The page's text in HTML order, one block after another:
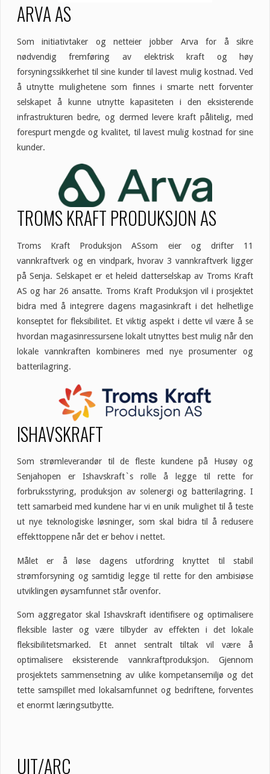
ARVA AS
Som initiativtaker og netteier jobber Arva for å sikre
nødvendig fremføring av elektrisk kraft og høy
forsyningssikkerhet til sine kunder til lavest mulig kostnad. Ved
å utnytte mulighetene som finnes i smarte nett forventer
selskapet å kunne utnytte kapasiteten i den eksisterende
infrastrukturen bedre, og dermed levere kraft pålitelig, med
forespurt mengde og kvalitet, til lavest mulig kostnad for sine
kunder.
TROMS KRAFT PRODUKSJON AS
Troms Kraft Produksjon ASsom eier og drifter 11
vannkraftverk og en vindpark, hvorav 3 vannkraftverk ligger
på Senja. Selskapet er et heleid datterselskap av Troms Kraft
AS og har 26 ansatte. Troms Kraft Produksjon vil i prosjektet
bidra med å integrere dagens magasinkraft i det helhetlige
konseptet for fleksibilitet. Et viktig aspekt i dette vil være å se
hvordan magasinressursene lokalt utnyttes best mulig når den
lokale vannkraften kombineres med nye prosumenter og
batterilagring.
ISHAVSKRAFT
Som strømleverandør til de fleste kundene på Husøy og
Senjahopen er Ishavskraft`s rolle å legge til rette for
forbruksstyring, produksjon av solenergi og batterilagring. I
tett samarbeid med kundene har vi en unik mulighet til å teste
ut nye teknologiske løsninger, som skal bidra til å redusere
effekttoppene når det er behov i nettet.
Målet er å løse dagens utfordring knyttet til stabil
strømforsyning og samtidig legge til rette for den ambisiøse
utviklingen øysamfunnet står ovenfor.
Som aggregator skal Ishavskraft identifisere og optimalisere
fleksible laster og være tilbyder av effekten i det lokale
fleksibilitetsmarked. Et annet sentralt tiltak vil være å
optimalisere eksisterende vannkraftproduksjon. Gjennom
prosjektets sammensetning av ulike kompetansemiljø og det
tette samspillet med lokalsamfunnet og bedriftene, forventes
et enormt læringsutbytte.
UIT/ARC